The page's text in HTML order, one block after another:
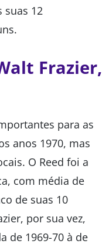
suas 12
Frazier,
para as
anos 1970, mas
O Reed foi a
com média de
de suas 10
por sua vez,
de 1969-70 à de